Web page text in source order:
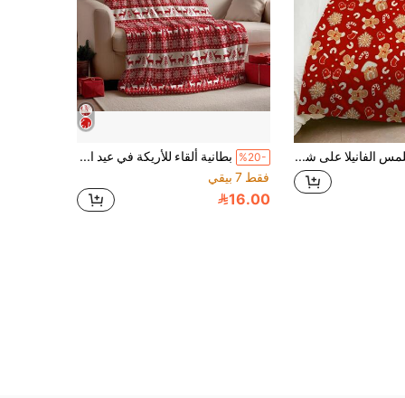
بطانية ملمس الفانيلا على شكل شخص بسكويت عيد الميلاد، قطعة واحدة، بطانية دافئة مريحة لجميع المواسم ، هدية بطانية مربعة ديكور منزلي خريفي، للسرير والكرسي والسيارة والأريكة الداخلية %20-
بطانية ألقاء للأريكة في عيد الميلاد، بطانية فلانيل ناعمة ودافئة مزينة بالرنة وبلورات الثلج لأجواء عيد الميلاد، مناسبة لديكور كوخ الشتاء (رنة حمراء)
فقط 7 بيقي
16.00